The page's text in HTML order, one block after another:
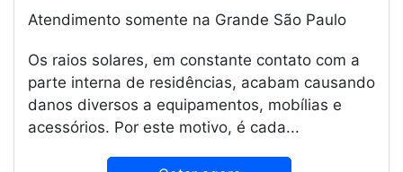
Atendimento somente na Grande São Paulo
Os raios solares, em constante contato com a
parte interna de residências, acabam causando
danos diversos a equipamentos, mobílias e
acessórios. Por este motivo, é cada...